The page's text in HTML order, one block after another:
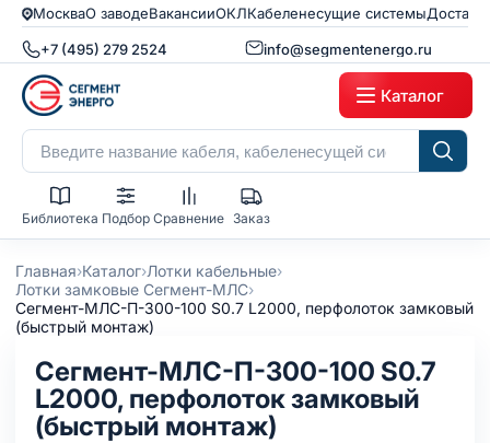
МоскваО заводеВакансииОКЛКабеленесущие системы
+7 (495) 279 2524 info@segmentenergo.ru
Каталог
Библиотека Подбор Сравнение Заказ
Главная›Каталог›Лотки кабельные›
Лотки замковые Сегмент-МЛС›
Сегмент-МЛC-П-300-100 S0.7 L2000, перфолоток замковый
(быстрый монтаж)
Сегмент-МЛC-П-300-100 S0.7
L2000, перфолоток замковый
(быстрый монтаж)